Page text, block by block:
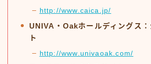
http://www.caica.jp/
UNIVA・Oakホールディングス：
ト
http://www.univaoak.com/